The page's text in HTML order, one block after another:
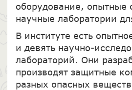
оборудование, опытные
научные лаборатории
В институте есть
и девять научно-
лабораторий. Они
производят защитные
разных опасных